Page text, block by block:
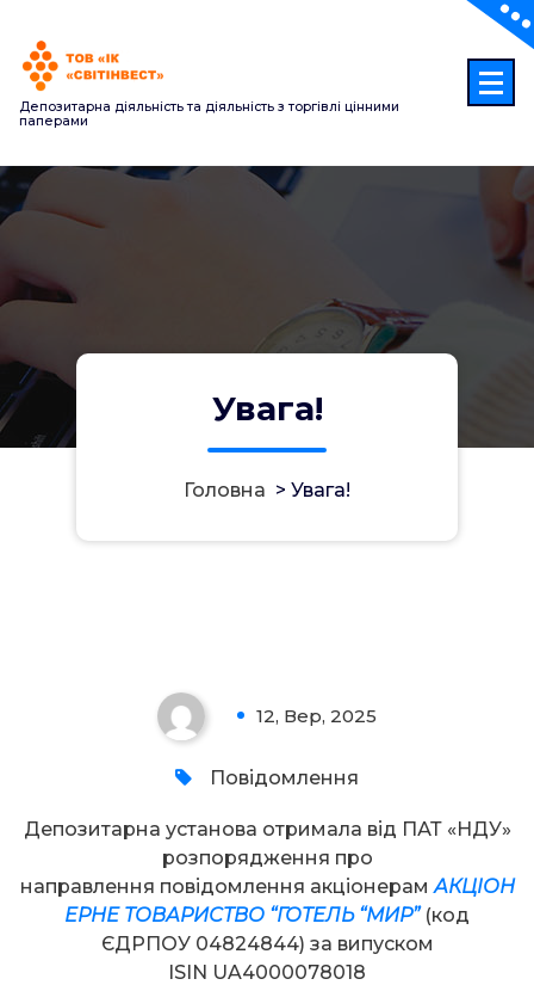
контенту
Депозитарна діяльність та діяльність з торгівлі цінними
паперами
Увага!
Головна > Увага!
12, Вер, 2025
Повідомлення
Депозитарна установа отримала від ПАТ «НДУ»
розпорядження про
направлення повідомлення акціонерам АКЦІОН
ЕРНЕ ТОВАРИСТВО “ГОТЕЛЬ “МИР” (код
ЄДРПОУ 04824844) за випуском
ISIN UA4000078018